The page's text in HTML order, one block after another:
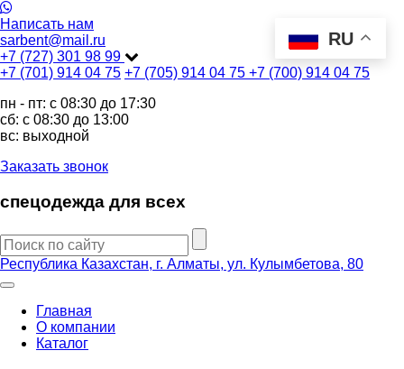
Написать нам
sarbent@mail.ru
+7 (727) 301 98 99
+7 (701) 914 04 75 +7 (705) 914 04 75 +7 (700) 914 04 75
пн - пт: c 08:30 до 17:30
сб: c 08:30 до 13:00
вс: выходной
Заказать звонок
спецодежда для всех
Республика Казахстан, г. Алматы, ул. Кулымбетова, 80
Главная
О компании
Каталог
RU